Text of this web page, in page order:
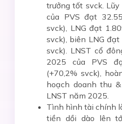
trưởng tốt svck.
của PVS đạt
svck), LNG đạt
svck), biên LNG
svck). LNST cổ
2025 của PVS
(+70,2% svck),
hoạch doanh thu
LNST năm 2025.
Tình hình tài chính
tiền dồi dào lên